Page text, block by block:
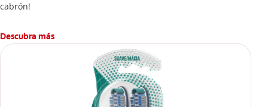
cabrón!
Descubra más